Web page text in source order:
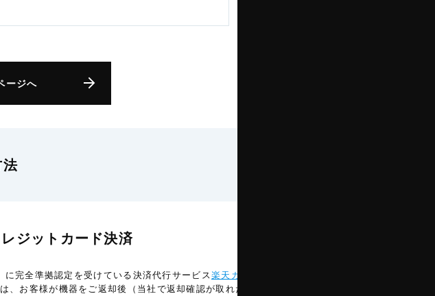
ージへ
法
ジットカード決済
完全準拠認定を受けている決済代行サービス 楽天カード株式会社
お客様が機器をご返却後（当社で返却確認が取れた後）、3営業